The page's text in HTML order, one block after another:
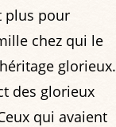
plus pour
chez qui le
glorieux.
des glorieux
qui avaient